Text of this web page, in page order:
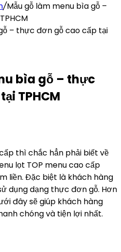
/Mẫu gỗ làm menu bìa gỗ –
bìa gỗ – thực
TPHCM
thì chắc hẳn phải biết về
lọt TOP menu cao cấp
liền. Đặc biệt là khách hàng
dụng dạng thực đơn gỗ. Hơn
đây sẽ giúp khách hàng
chóng và tiện lợi nhất.